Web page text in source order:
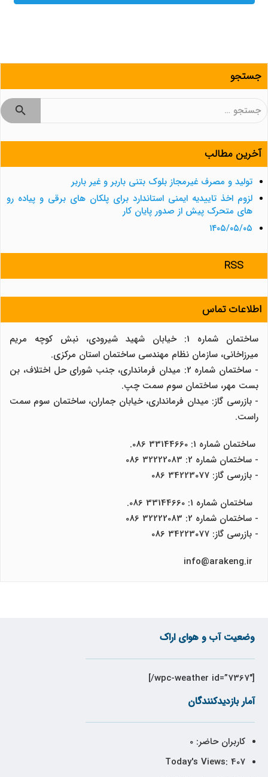
جستجو
جستجو
آخرین مطالب
تولید و مصرف غیرمجاز بلوک بتنی باربر و غیر باربر
لزوم اخذ تاییدیه ایمنی استاندارد برای پلکان های برقی و پیاده رو
های متحرک پیش از صدور پایان کار
۱۴۰۵/۰۵/۰۵
RSS
اطلاعات تماس
ساختمان شماره 1: خیابان شهید شیرودی، نبش کوچه مریم
میرزاخانی، سازمان نظام مهندسی ساختمان استان مرکزی.
- ساختمان شماره 2: میدان فرمانداری، جنب شورای حل اختلاف، بن
بست مهر، ساختمان سوم سمت چپ.
- بازرسی گاز: میدان فرمانداری، خیابان جماران، ساختمان سوم سمت
راست.
ساختمان شماره 1: 33144660 086.
- ساختمان شماره 2: 32222083 086
- بازرسی گاز: 34223077 086
ساختمان شماره 1: 33144660 086.
- ساختمان شماره 2: 32222083 086
- بازرسی گاز: 34223077 086
وضعیت آب و هوای اراک
[wpc-weather id=”7367″/]
آمار بازدیدکنندگان
کاربران حاضر:0
Today's Views: 407